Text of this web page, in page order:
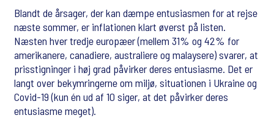
Blandt de årsager, der kan dæmpe entusiasmen for at rejse
næste sommer, er inflationen klart øverst på listen.
Næsten hver tredje europæer (mellem 31% og 42% for
amerikanere, canadiere, australiere og malaysere) svarer, at
prisstigninger i høj grad påvirker deres entusiasme. Det er
langt over bekymringerne om miljø, situationen i Ukraine og
Covid-19 (kun én ud af 10 siger, at det påvirker deres
entusiasme meget).